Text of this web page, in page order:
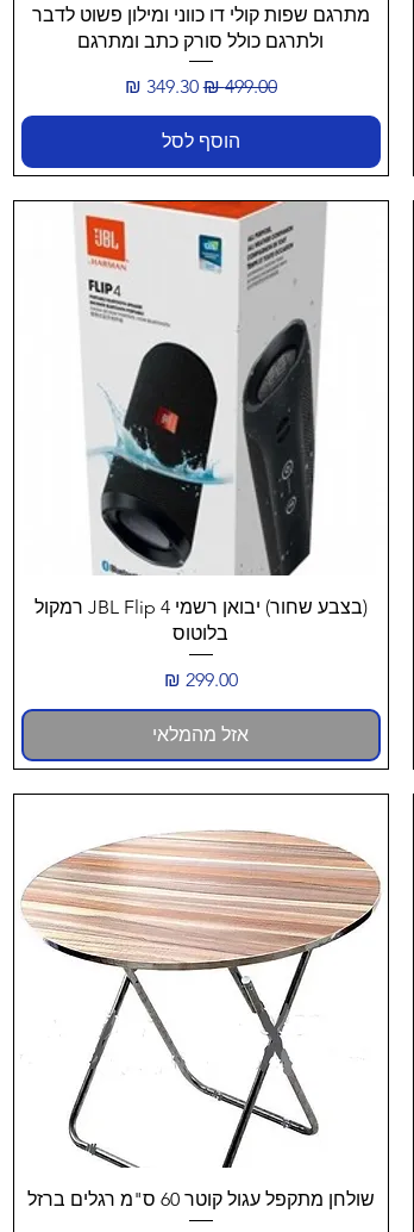
תצוגה מהירה
מתרגם שפות קולי דו כווני ומילון פשוט לדבר
ולתרגם כולל סורק כתב ומתרגם
מחיר רגיל‏499.00 ‏₪ מחיר מבצע‏349.30 ‏₪
הוסף לסל
תצוגה מהירה
(בצבע שחור) יבואן רשמי JBL Flip 4 רמקול
בלוטוס
מחיר‏299.00 ‏₪
אזל מהמלאי
תצוגה מהירה
שולחן מתקפל עגול קוטר 60 ס"מ רגלים ברזל